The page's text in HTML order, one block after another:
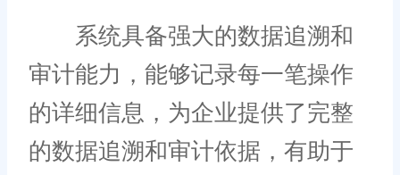
系统具备强大的数据追溯和
审计能力，能够记录每一笔操作
的详细信息，为企业提供了完整
的数据追溯和审计依据，有助于